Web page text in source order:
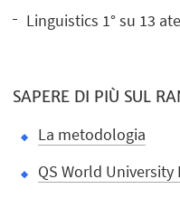
Linguistics 1° su 13
SAPERE DI PIÙ SUL
La metodologia
QS World